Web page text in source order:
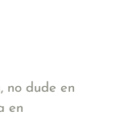
no dude en
en